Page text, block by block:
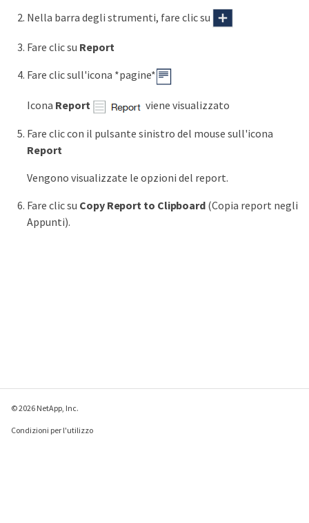
Nella barra degli strumenti, fare clic su
Fare clic su Report
Fare clic sull'icona *pagine*
Icona Report viene visualizzato
Fare clic con il pulsante sinistro del mouse sull'icona
Report
Vengono visualizzate le opzioni del report.
Fare clic su Copy Report to Clipboard (Copia report negli
Appunti).
© 2026 NetApp, Inc.
Condizioni per l'utilizzo